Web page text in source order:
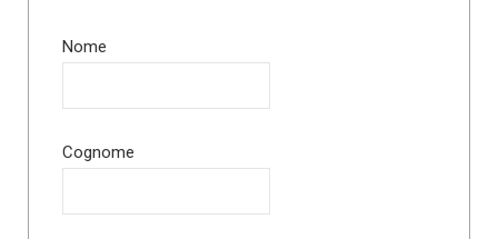
Nome
Cognome